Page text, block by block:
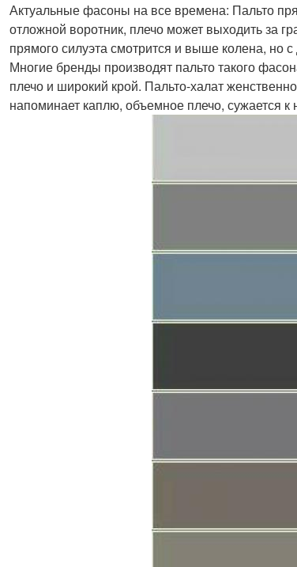
Актуальные фасоны на все времена: Пальто
отложной воротник, плечо может выходить за
прямого силуэта смотрится и выше колена, но
Многие бренды производят пальто такого
плечо и широкий крой. Пальто-халат
напоминает каплю, объемное плечо, сужается